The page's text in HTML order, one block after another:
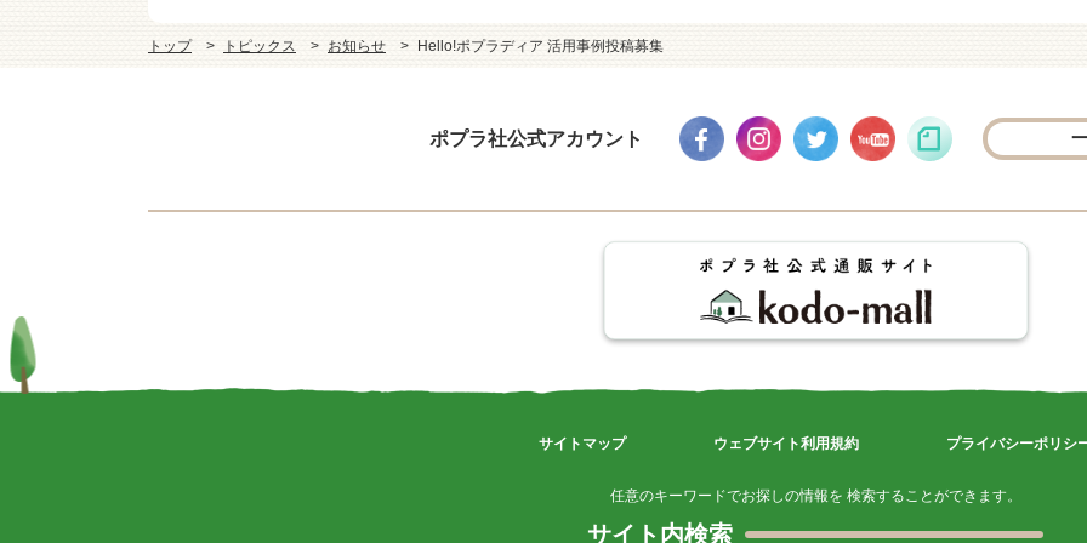
トップ トピックス お知らせ Hello!ポプラディア 活用事例投稿募集
ポプラ社公式アカウント
サイトマップ ウェブサイト利用規約 プライバシーポリシ
任意のキーワードでお探しの情報を 検索することができます。
サイト内検索